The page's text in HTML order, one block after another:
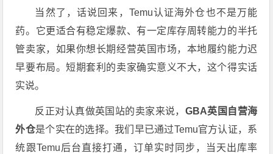
当然了，话说回来，Temu认证海外仓也不是万能
药。它更适合有稳定爆款、有一定库存周转能力的半托
管卖家，如果你想长期经营英国市场，本地履约能力迟
早要布局。短期套利的卖家确实意义不大，这个得实话
实说。
反正对认真做英国站的卖家来说， GBA英国自营海
外仓是个实在的选择。我们早已通过Temu官方认证，系
统跟Temu后台直接打通，订单实时同步，当天出库率